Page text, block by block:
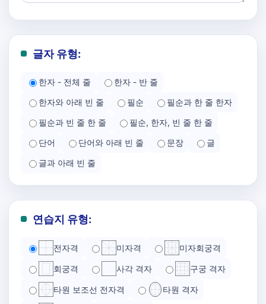
글자 유형:
한자 - 전체 줄
한자 - 반 줄
한자와 아래 빈 줄
필순
필순과 한 줄 한자
필순과 빈 줄 한 줄
필순, 한자, 빈 줄 한 줄
단어
단어와 아래 빈 줄 문장
글
글과 아래 빈 줄
연습지 유형:
전자격 미자격 미자회궁격
회궁격 사각 격자 구궁 격자
타원 보조선 전자격 타원 격자